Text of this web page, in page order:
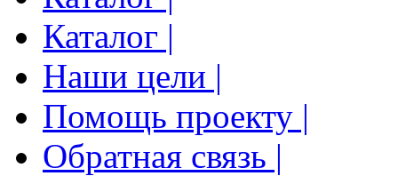
Каталог |
Наши цели |
Помощь проекту |
Обратная связь |